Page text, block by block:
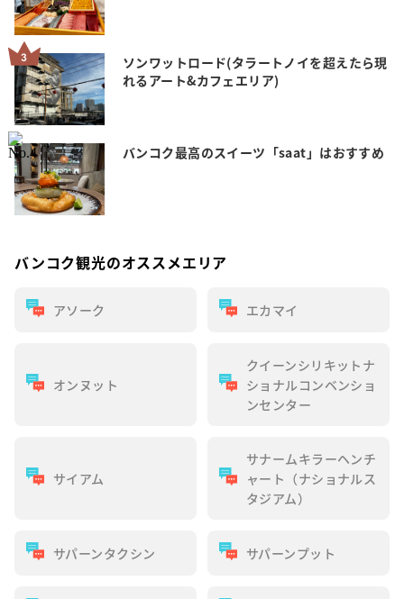
ソンワットロード(タラートノイを超えたら現
れるアート&カフェエリア)
バンコク最高のスイーツ「saat」はおすすめ
バンコク観光のオススメエリア
アソーク エカマイ
オンヌット
クイーンシリキットナ
ショナルコンベンショ
ンセンター
サイアム
サナームキラーヘンチ
ャート（ナショナルス
タジアム）
サパーンタクシン サパーンプット